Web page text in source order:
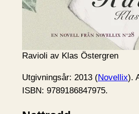
Ravioli av Klas Östergren
Utgivningsår: 2013 (Novellix).
ISBN: 9789186847975.